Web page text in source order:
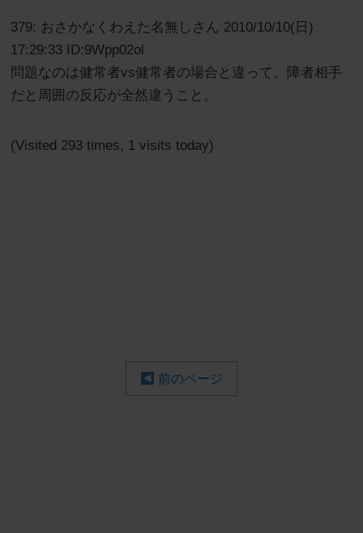
379: おさかなくわえた名無しさん 2010/10/10(日)
17:29:33 ID:9Wpp02ol
問題なのは健常者vs健常者の場合と違って、障者相手
だと周囲の反応が全然違うこと。
(Visited 293 times, 1 visits today)
前のページ